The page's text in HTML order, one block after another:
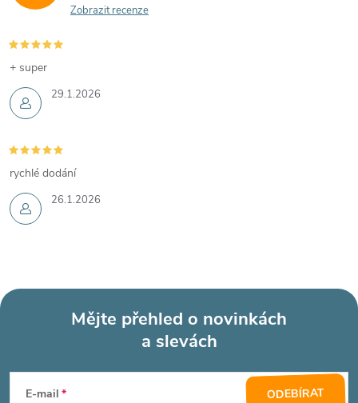
Zobrazit recenze
29.1.2026
+ super
26.1.2026
rychlé dodání
Mějte přehled o novinkách
a slevách
E-mail ODEBÍRAT